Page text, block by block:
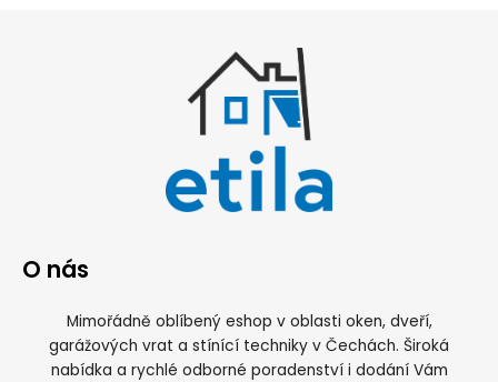
O nás
Mimořádně oblíbený eshop v oblasti oken, dveří,
garážových vrat a stínící techniky v Čechách. Široká
nabídka a rychlé odborné poradenství i dodání Vám